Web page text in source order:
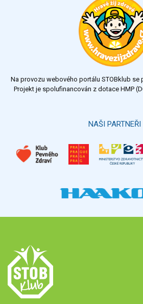
Výsledky
Na provozu webového portálu STOBklub se
Projekt je spolufinancován z dotace HMP
NAŠI PARTNEŘI